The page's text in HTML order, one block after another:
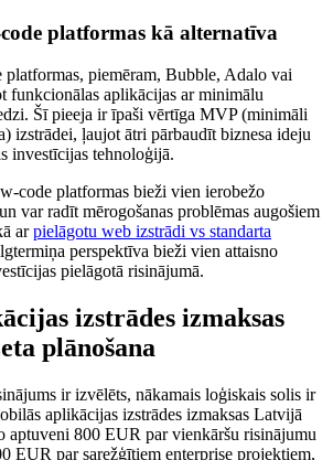
platformas kā alternatīva
piemēram, Bubble, Adalo vai
funkcionālas aplikācijas ar minimālu
Šī pieeja ir īpaši vērtīga MVP (minimāli
izstrādei, ļaujot ātri pārbaudīt biznesa ideju
investīcijas tehnoloģijā.
code platformas bieži vien ierobežo
var radīt mērogošanas problēmas augošiem
arpielāgotu web izstrādi vs standarta
perspektīva bieži vien attaisno
pielāgotā risinājumā.
izstrādes izmaksas
plānošana
ir izvēlēts, nākamais loģiskais solis ir
aplikācijas izstrādes izmaksas Latvijā
aptuveni 800 EUR par vienkāršu risinājumu
EUR par sarežģītiem enterprise projektiem,